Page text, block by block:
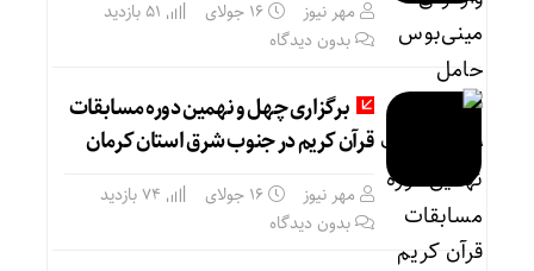
مهر نیوز 16 جولای
بدون دیدگاه
برگزاری چهل و نهمین دوره مسابقات
قرآن کریم در جنوب شرق استان کرمان
مهر نیوز 16 جولای
بدون دیدگاه